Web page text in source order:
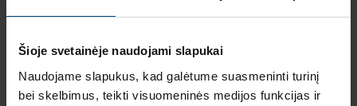
Šioje svetainėje naudojami slapukai
Naudojame slapukus, kad galėtume suasmeninti turinį
bei skelbimus, teikti visuomeninės medijos funkcijas ir
Produkto kodas:
Wallbox eM4 Single
(controller) su 22
kW įkrovimo lizdu